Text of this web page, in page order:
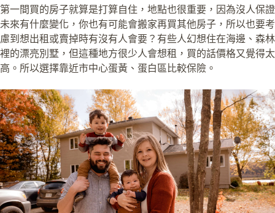
第一間買的房子就算是打算自住，地點也很重要，因為沒人保證
未來有什麼變化，你也有可能會搬家再買其他房子，所以也要考
慮到想出租或賣掉時有沒有人會要？有些人幻想住在海邊、森林
裡的漂亮別墅，但這種地方很少人會想租，買的話價格又覺得太
高。所以選擇靠近市中心蛋黃、蛋白區比較保險。